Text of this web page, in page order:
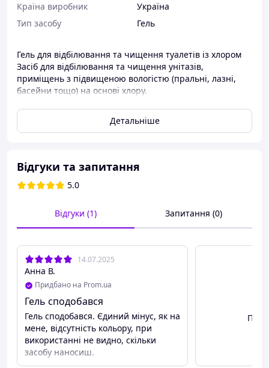
Країна виробник
Україна
Тип засобу
Гель
Гель для відбілювання та чищення туалетів із хлором
Засіб для відбілювання та чищення унітазів,
приміщень з підвищеною вологістю (пральні, лазні,
басейни тощо) на основі хлору.
- Чудово підходить для ванн, раковин, кафелю та інших
кислотостійких поверхонь. - Спеціальний компонент -
гіпохлорит натрію бездоганно відбілює та надає
Створює на поверхні захисний шар, завдяки якому
запобігає утворенню відкладень та полегшує чищення
наступного разу. - Густа формула засобу збільшує час
відбілювання та усунення забруднень. - Економічний та
зручний у використанні. – У складі унікальна формула
безпечний для людей та навколишнього середовища.
"BLITZ" extra white - біла чистота і сяючий блиск.
Пропонується у пляшці 750 р. та 5л.
Детальніше
Відгуки та запитання
5.0
Відгуки (1) Запитання (0)
14.07.2025
Анна В.
Придбано на Prom.ua
Гель сподобався
Гель сподобався. Єдиний мінус, як на
мене, відсутність кольору, при
використанні не видно, скільки
засобу наносиш.